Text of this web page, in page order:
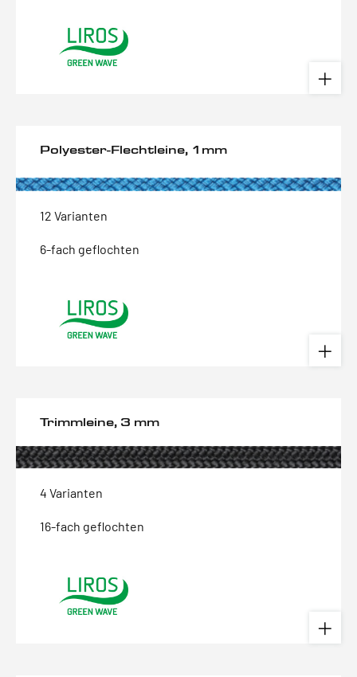
Polyester-Flechtleine, 1mm
12 Varianten
6-fach geflochten
Trimmleine, 3 mm
4 Varianten
16-fach geflochten